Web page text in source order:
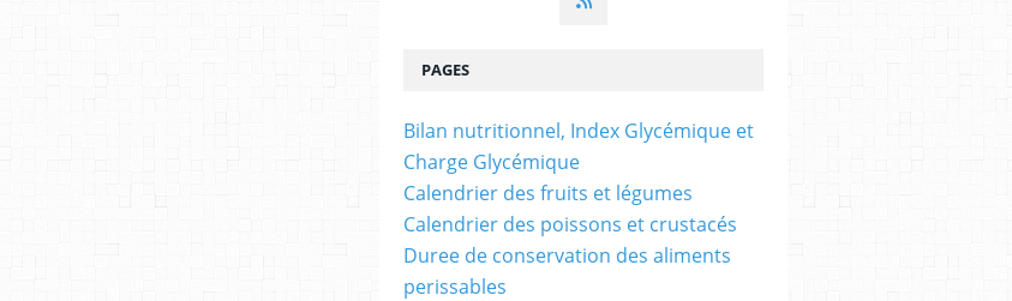
PAGES
Bilan nutritionnel, Index Glycémique et
Charge Glycémique
Calendrier des fruits et légumes
Calendrier des poissons et crustacés
Duree de conservation des aliments
perissables